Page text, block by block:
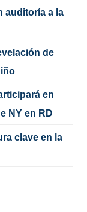
auditoría a la
de
en
NY en RD
clave en la